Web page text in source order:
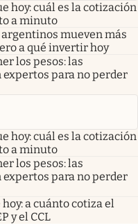
hoy: cuál es la cotización
a minuto
argentinos mueven más
a qué invertir hoy
los pesos: las
para no perder
hoy: cuál es la cotización
a minuto
los pesos: las
para no perder
a cuánto cotiza el
y el CCL